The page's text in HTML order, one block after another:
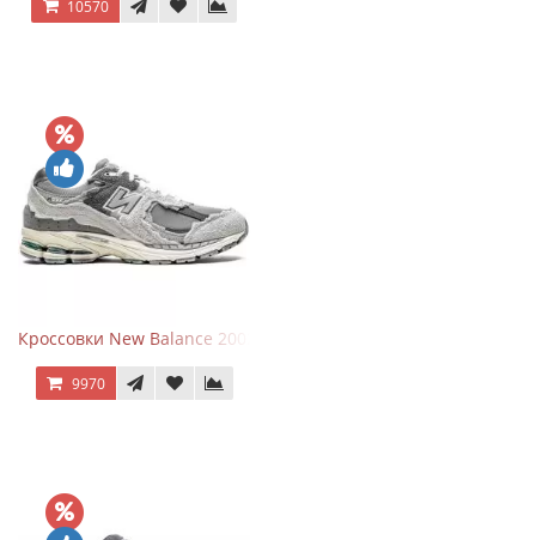
10570
Кроссовки New Balance 2002R Protection Pack Grey
9970